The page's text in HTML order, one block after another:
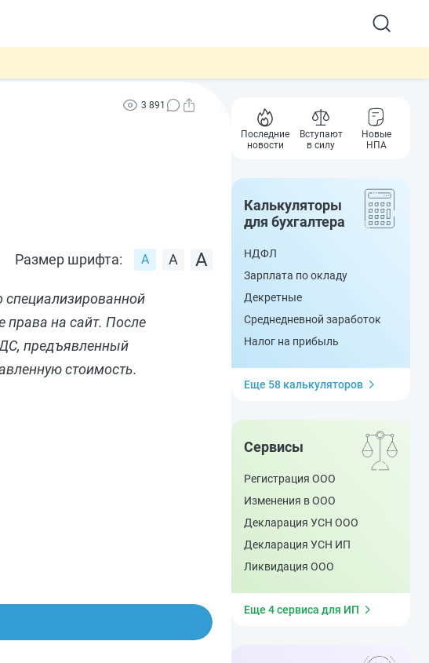
3 891
Размер шрифта:
специализированной
права на сайт. После
предъявленный
стоимость.
Последние
новости
Вступают
в силу
Новые
НПА
Калькуляторы
для бухгалтера
НДФЛ
Зарплата по окладу
Декретные
Среднедневной заработок
Налог на прибыль
Еще 58 калькуляторов
Сервисы
Регистрация ООО
Изменения в ООО
Декларация УСН ООО
Декларация УСН ИП
Ликвидация ООО
Еще 4 сервиса для ИП